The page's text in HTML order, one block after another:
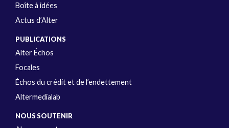
Boîte à idées
Actus d’Alter
PUBLICATIONS
Alter Échos
Focales
Échos du crédit et de l’endettement
Altermedialab
NOUS SOUTENIR